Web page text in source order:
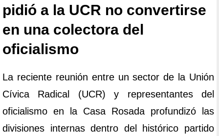
pidió a la UCR no convertirse
en una colectora del
oficialismo
La reciente reunión entre un sector de la Unión
Cívica Radical (UCR) y representantes del
oficialismo en la Casa Rosada profundizó las
divisiones internas dentro del histórico partido